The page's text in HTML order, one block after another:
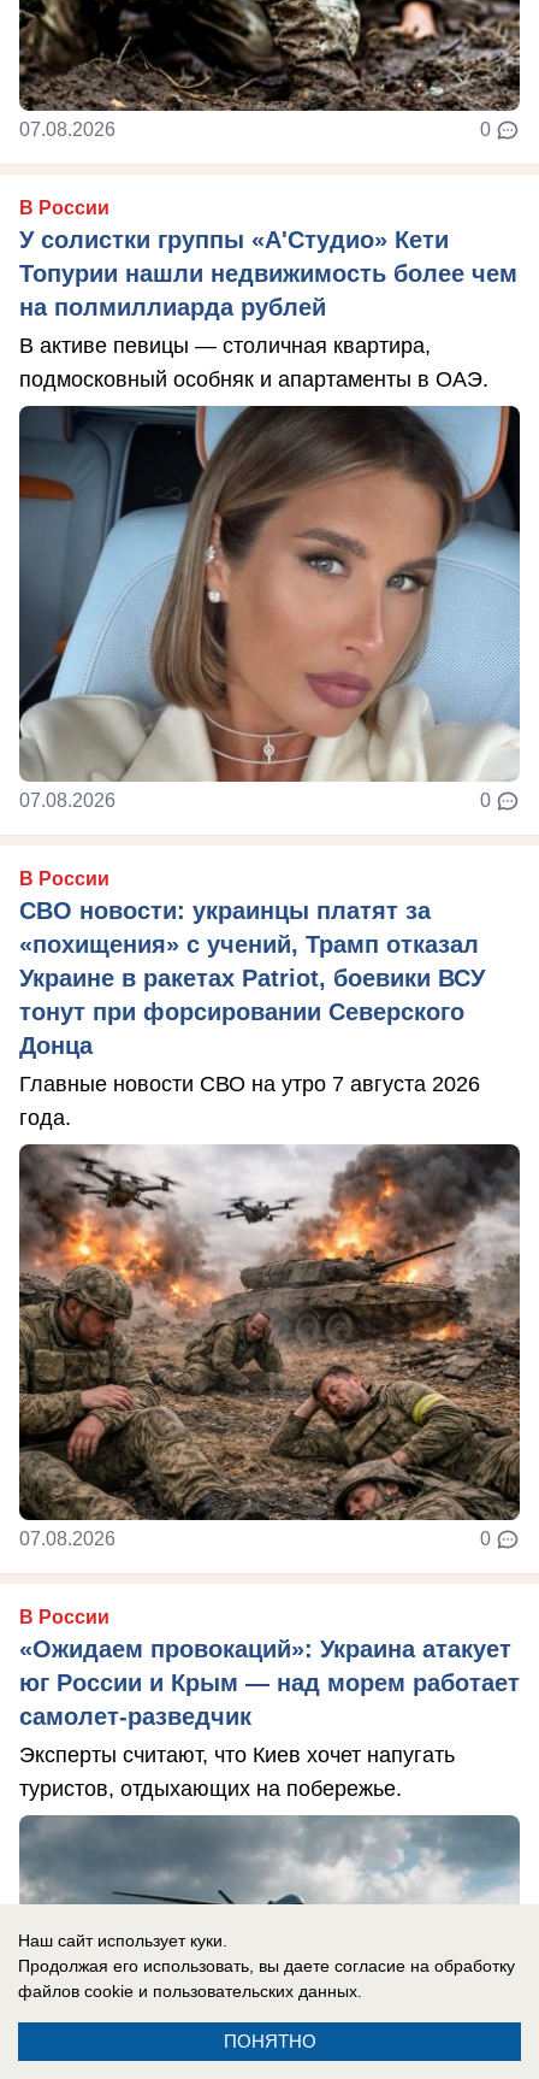
07.08.2026 0
В России
У солистки группы «А'Студио» Кети
Топурии нашли недвижимость более чем
на полмиллиарда рублей
В активе певицы — столичная квартира,
подмосковный особняк и апартаменты в ОАЭ.
07.08.2026 0
В России
СВО новости: украинцы платят за
«похищения» с учений, Трамп отказал
Украине в ракетах Patriot, боевики ВСУ
тонут при форсировании Северского
Донца
Главные новости СВО на утро 7 августа 2026
года.
07.08.2026 0
В России
«Ожидаем провокаций»: Украина атакует
юг России и Крым — над морем работает
самолет-разведчик
Эксперты считают, что Киев хочет напугать
туристов, отдыхающих на побережье.
Наш сайт использует куки.
Продолжая его использовать, вы даете согласие на обработку
файлов cookie и пользовательских данных.
ПОНЯТНО